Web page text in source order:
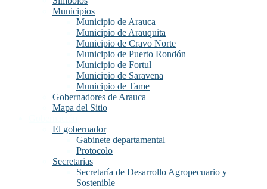
Municipios
Municipio de Arauca
Municipio de Arauquita
Municipio de Cravo Norte
Municipio de Puerto Rondón
Municipio de Fortul
Municipio de Saravena
Municipio de Tame
Gobernadores de Arauca
Mapa del Sitio
El gobernador
Gabinete departamental
Protocolo
Secretarias
Secretaría de Desarrollo Agropecuario y
Sostenible